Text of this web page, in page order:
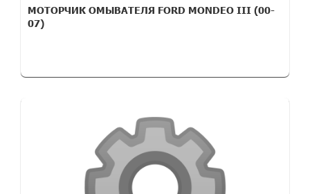
МОТОРЧИК ОМЫВАТЕЛЯ FORD MONDEO III (00-
07)